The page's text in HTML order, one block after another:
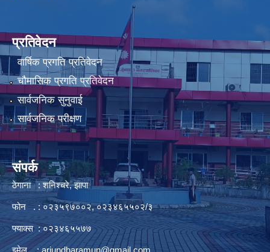
प्रतिवेदन
वार्षिक प्रगति प्रतिवेदन
चौमासिक प्रगति प्रतिवेदन
सार्वजनिक सुनुवाई
सार्वजनिक परीक्षण
संपर्क
ठेगाना : शनिश्चरे, झापा
फोन . : ०२३५९७००२, ०२३४६५५०२/३
फ्याक्स : ०२३४६५५७७